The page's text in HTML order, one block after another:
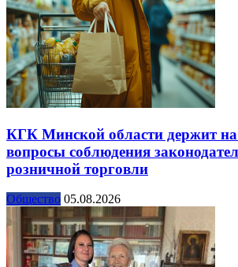
КГК Минской области держит на
вопросы соблюдения
розничной торговли
Общество 05.08.2026